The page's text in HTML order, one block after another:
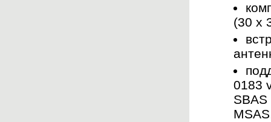
(30 x
0183
SBAS